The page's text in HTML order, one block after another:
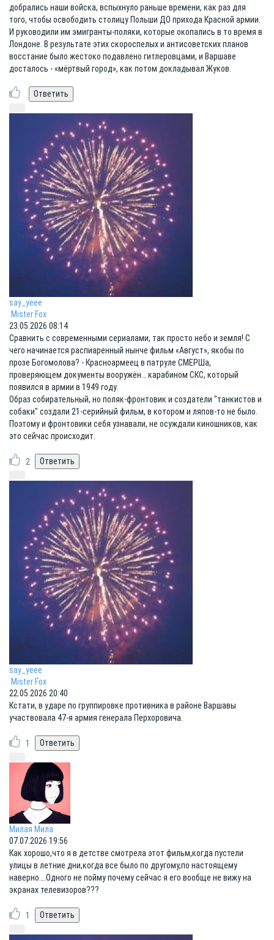
добрались наши войска, вспыхнуло раньше времени, как раз для
того, чтобы освободить столицу Польши ДО прихода Красной армии.
И руководили им эмигранты-поляки, которые окопались в то время в
Лондоне. В результате этих скороспелых и антисоветских планов
восстание было жестоко подавлено гитлеровцами, и Варшаве
досталось - «мёртвый город», как потом докладывал Жуков.
say_yeee
Mister Fox
23.05.2026 08:14
Сравнить с современными сериалами, так просто небо и земля! С
чего начинается распиаренный нынче фильм «Август», якобы по
прозе Богомолова? - Красноармеец в патруле СМЕРШа,
проверяющем документы вооружён… карабином СКС, который
появился в армии в 1949 году.
Образ собирательный, но поляк-фронтовик и создатели "танкистов и
собаки" создали 21-серийный фильм, в котором и ляпов-то не было.
Поэтому и фронтовики себя узнавали, не осуждали киношников, как
это сейчас происходит.
2
say_yeee
Mister Fox
22.05.2026 20:40
Кстати, в ударе по группировке противника в районе Варшавы
участвовала 47-я армия генерала Перхоровича.
1
Милая Мила
07.07.2026 19:56
Как хорошо,что я в детстве смотрела этот фильм,когда пустели
улицы в летние дни,когда все было по другому,по настоящему
наверно….Одного не пойму почему сейчас я его вообще не вижу на
экранах телевизоров???
1